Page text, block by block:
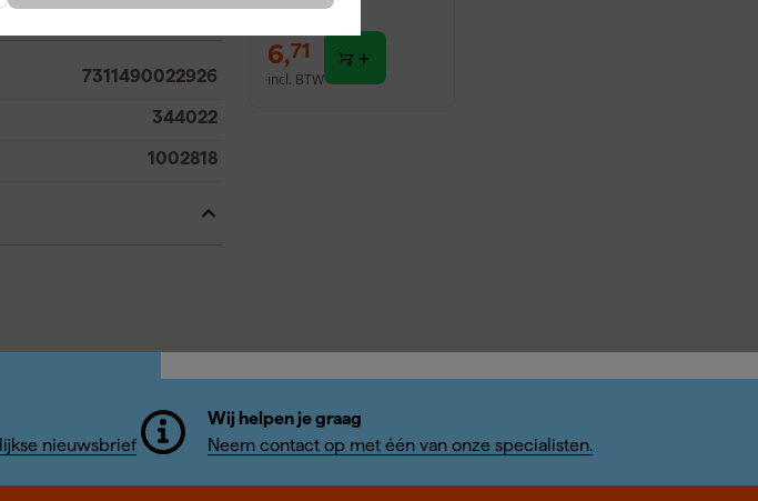
7311490022926
344022
1002818
7,32
6,71
incl. BTW
nieuwsbrief
Wij helpen je graag
Neem contact op met één van onze specialisten.